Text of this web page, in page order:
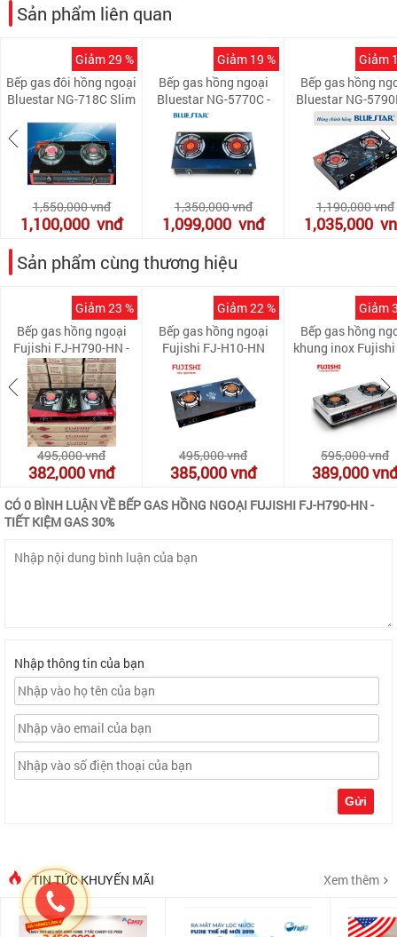
Sản phẩm liên quan
Giảm 29 %
Bếp gas đôi hồng ngoại
Bluestar NG-718C Slim
1,550,000vnđ
1,100,000 vnđ
Giảm 19 %
Bếp gas hồng ngoại
Bluestar NG-5770C -
Pép hâm
1,350,000vnđ
1,099,000 vnđ
Giảm
Bếp gas hồng
Bluestar NG-
Magneto 2 vòng
1,190,000vnđ
1,035,000
Sản phẩm cùng thương hiệu
Giảm 23 %
Bếp gas hồng ngoại
Fujishi FJ-H790-HN -
Tiết kiệm gas 30%
495,000vnđ
382,000vnđ
Giảm 22 %
Bếp gas hồng ngoại
Fujishi FJ-H10-HN
495,000vnđ
385,000vnđ
Giảm
Bếp gas hồng
khung inox Fujishi
220-iHN
595,000vnđ
389,000
CÓ 0 BÌNH LUẬN VỀ BẾP GAS HỒNG NGOẠI FUJISHI FJ-H790-HN -
TIẾT KIỆM GAS 30%
Nhập thông tin của bạn
Gửi
TIN TỨC KHUYẾN MÃI Xem thêm